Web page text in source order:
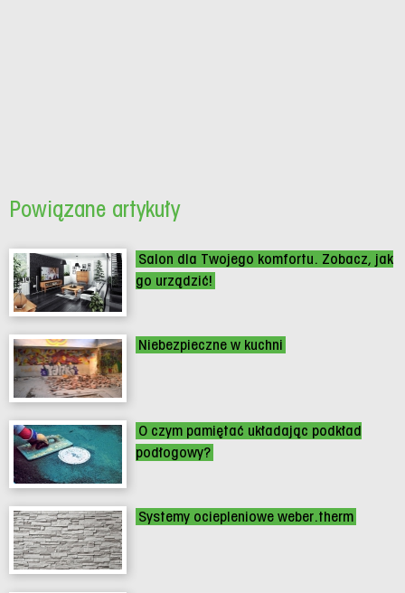
Powiązane artykuły
Salon dla Twojego komfortu. Zobacz, jak
go urządzić!
Niebezpieczne w kuchni
O czym pamiętać układając podkład
podłogowy?
Systemy ociepleniowe weber.therm